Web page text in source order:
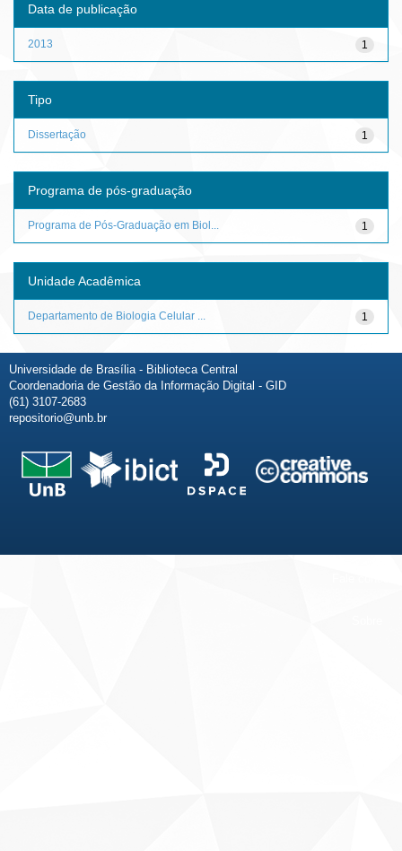
Data de publicação
1
2013
Tipo
1
Dissertação
Programa de pós-graduação
1
Programa de Pós-Graduação em Biol...
Unidade Acadêmica
1
Departamento de Biologia Celular ...
Universidade de Brasília - Biblioteca Central
Coordenadoria de Gestão da Informação Digital - GID
(61) 3107-2683
repositorio@unb.br